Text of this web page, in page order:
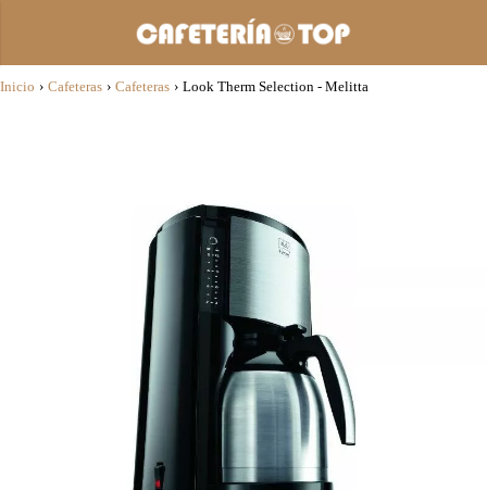
Inicio › Cafeteras › Cafeteras › Look Therm Selection - Melitta